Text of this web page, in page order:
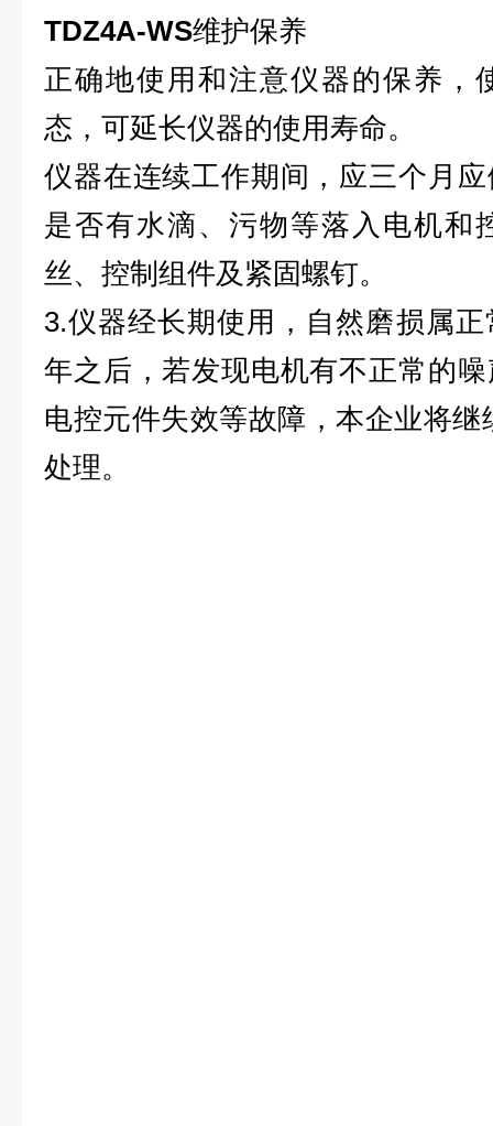
TDZ4A-WS维护保养
正确地使用和注意仪器的保养，
态，可延长仪器的使用寿命。
仪器在连续工作期间，应三个月
是否有水滴、污物等落入电机和
丝、控制组件及紧固螺钉。
3.仪器经长期使用，自然磨损属
年之后，若发现电机有不正常的
电控元件失效等故障，本企业将
处理。